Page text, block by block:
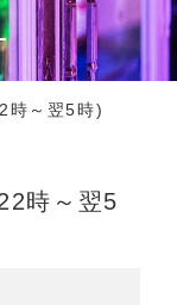
時～翌5時)
時～翌5